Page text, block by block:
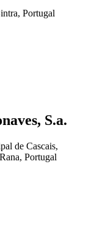
Portugal
S.a.
de Cascais,
Portugal